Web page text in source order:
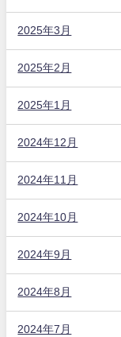
2025年3月
2025年2月
2025年1月
2024年12月
2024年11月
2024年10月
2024年9月
2024年8月
2024年7月